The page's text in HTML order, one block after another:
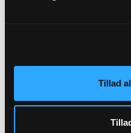
Tillad
Sognets officielle email